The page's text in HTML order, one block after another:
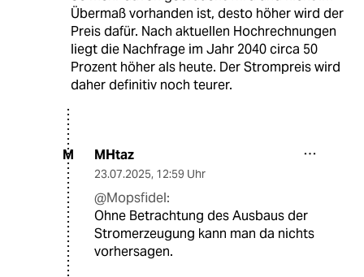
Übermaß vorhanden ist, desto höher wird der
Preis dafür. Nach aktuellen Hochrechnungen
liegt die Nachfrage im Jahr 2040 circa 50
Prozent höher als heute. Der Strompreis wird
daher definitiv noch teurer.
M MHtaz
23.07.2025, 12:59 Uhr
@Mopsfidel:
Ohne Betrachtung des Ausbaus der
Stromerzeugung kann man da nichts
vorhersagen.